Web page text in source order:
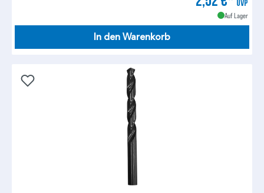
UVP
Auf Lager
In den Warenkorb